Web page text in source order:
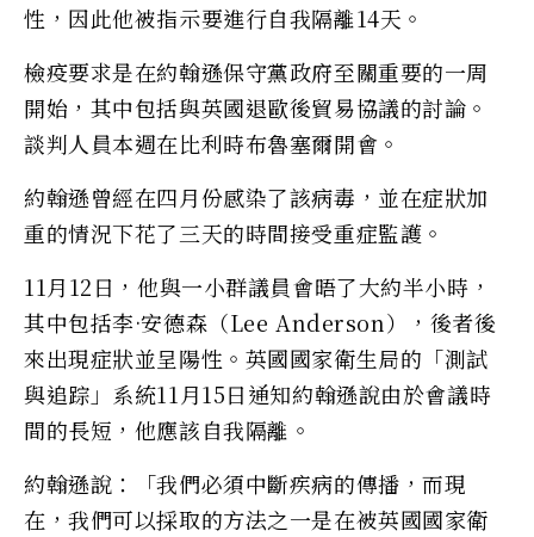
性，因此他被指示要進行自我隔離14天。
檢疫要求是在約翰遜保守黨政府至關重要的一周
開始，其中包括與英國退歐後貿易協議的討論。
談判人員本週在比利時布魯塞爾開會。
約翰遜曾經在四月份感染了該病毒，並在症狀加
重的情況下花了三天的時間接受重症監護。
11月12日，他與一小群議員會晤了大約半小時，
其中包括李·安德森（Lee Anderson），後者後
來出現症狀並呈陽性。英國國家衛生局的「測試
與追踪」系統11月15日通知約翰遜說由於會議時
間的長短，他應該自我隔離。
約翰遜說：「我們必須中斷疾病的傳播，而現
在，我們可以採取的方法之一是在被英國國家衛